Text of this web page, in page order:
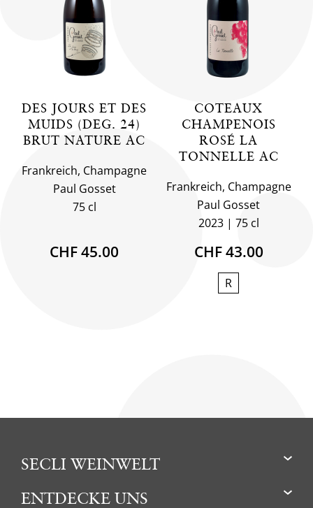
DES JOURS ET DES
MUIDS (DEG. 24)
BRUT NATURE AC
Frankreich, Champagne
Paul Gosset
75 cl
CHF 45.00
COTEAUX
CHAMPENOIS
ROSÉ LA
TONNELLE AC
Frankreich, Champagne
Paul Gosset
2023
75 cl
CHF 43.00
R
SECLI WEINWELT
ENTDECKE UNS